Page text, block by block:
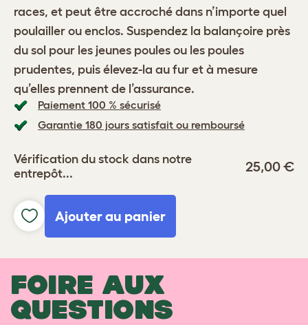
Paiement 100 % sécurisé
Garantie 180 jours satisfait ou remboursé
Vérification du stock dans notre
entrepôt...
25,00 €
Ajouter au panier
races, et peut être accroché dans n’importe quel
poulailler ou enclos. Suspendez la balançoire près
du sol pour les jeunes poules ou les poules
prudentes, puis élevez-la au fur et à mesure
qu’elles prennent de l’assurance.
FOIRE AUX
QUESTIONS